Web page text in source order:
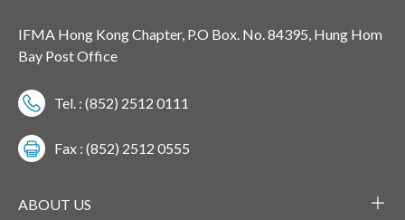
IFMA Hong Kong Chapter, P.O Box. No. 84395, Hung Hom
Bay Post Office
Tel. : (852) 2512 0111
Fax : (852) 2512 0555
ABOUT US